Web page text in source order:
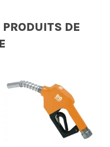
DE